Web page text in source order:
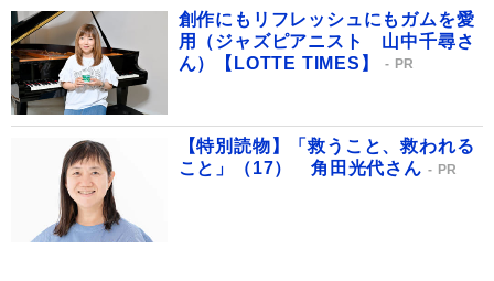
創作にもリフレッシュにもガムを愛
用（ジャズピアニスト 山中千尋さ
ん）【LOTTE TIMES】
PR
【特別読物】「救うこと、救われる
こと」（17） 角田光代さん
PR